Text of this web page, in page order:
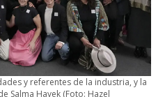
y referentes de la industria, y la
Salma Hayek (Foto: Hazel